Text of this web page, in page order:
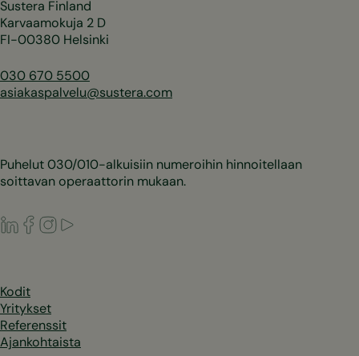
Sustera Finland
Karvaamokuja 2 D
FI-00380 Helsinki
030 670 5500
asiakaspalvelu@sustera.com
Puhelut 030/010-alkuisiin numeroihin hinnoitellaan
soittavan operaattorin mukaan.
LinkedIn
Facebook
Instagram
Kodit
Yritykset
Referenssit
Ajankohtaista